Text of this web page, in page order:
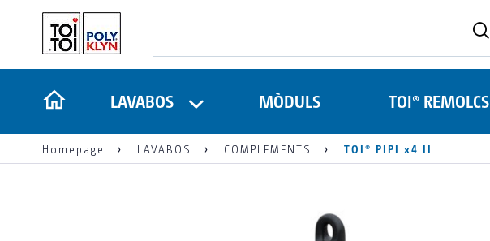
LAVABOS MÒDULS TOI® REMOLCS
Homepage LAVABOS COMPLEMENTS TOI® PIPI x4 II